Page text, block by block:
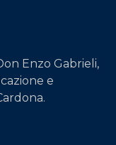
Enzo Gabrieli,
e